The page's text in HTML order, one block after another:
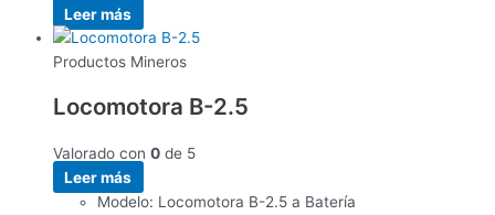
Leer más
Productos Mineros
Locomotora B-2.5
Valorado con 0 de 5
Leer más
Modelo: Locomotora B-2.5 a Batería